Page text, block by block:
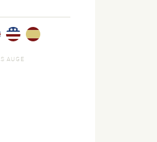
AUGE